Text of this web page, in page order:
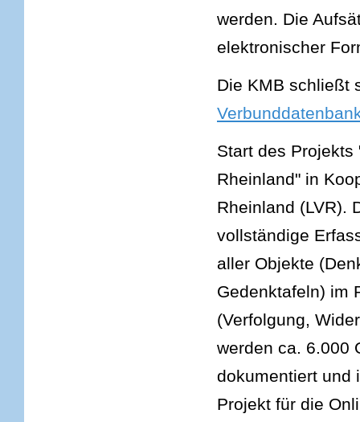
werden. Die
elektronischer
Die KMB schließt
Start des
Rheinland" in
Rheinland (LVR).
vollständige
aller Objekte
Gedenktafeln) im
(Verfolgung,
werden ca. 6.000
dokumentiert und
Projekt für die